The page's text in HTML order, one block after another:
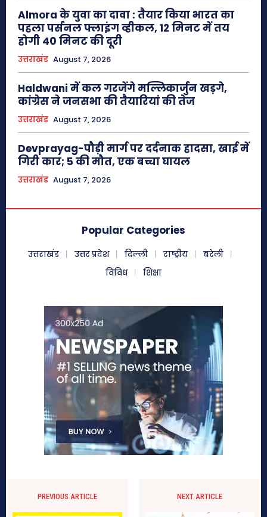
Almora के युवा का दावा : तैयार किया भारत का
पहला पर्सनल फ्लाइंग व्हीकल, 12 मिनट में तय
होगी 40 मिनट की दूरी
उत्तराखंड August 7, 2026
Haldwani में कल गरजेंगे मल्लिकार्जुन खड़गे,
कांग्रेस ने जनसभा की तैयारियां की तेज
उत्तराखंड August 7, 2026
Devprayag-पौड़ी मार्ग पर दर्दनाक हादसा, खाई में
गिरी कार; 5 की मौत, एक बच्चा घायल
उत्तराखंड August 7, 2026
Popular Categories
उत्तराखंड उत्तर प्रदेश दिल्ली राष्ट्रीय
बरेली
विविध
शिक्षा
PREVIOUS ARTICLE NEXT ARTICLE